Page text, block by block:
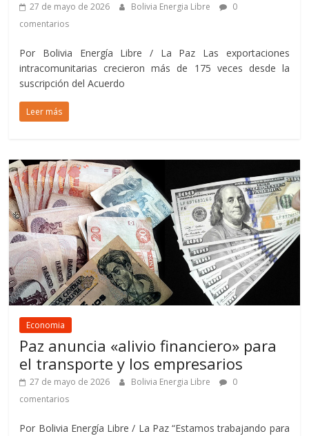
27 de mayo de 2026 Bolivia Energia Libre
0
comentarios
Por Bolivia Energía Libre / La Paz Las exportaciones
intracomunitarias crecieron más de 175 veces desde la
suscripción del Acuerdo
Leer más
Economia
Paz anuncia «alivio financiero» para
el transporte y los empresarios
27 de mayo de 2026 Bolivia Energia Libre
0
comentarios
Por Bolivia Energía Libre / La Paz “Estamos trabajando para